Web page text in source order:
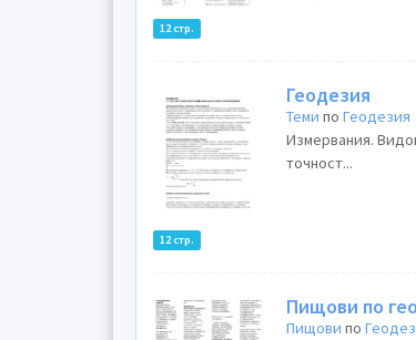
12 стр.
12 стр.
Геодезия
Теми поГеодезия
Измервания.
точност...
Пищови по
Пищови по